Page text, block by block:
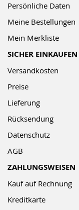
Persönliche Daten
Meine Bestellungen
Mein Merkliste
SICHER EINKAUFEN
Versandkosten
Preise
Lieferung
Rücksendung
Datenschutz
AGB
ZAHLUNGSWEISEN
Kauf auf Rechnung
Kreditkarte